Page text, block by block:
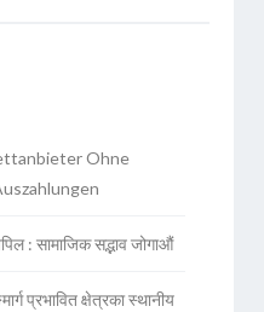
Ohne
: सामाजिक सद्भाव जोगाऔं
प्रभावित क्षेत्रका स्थानीय